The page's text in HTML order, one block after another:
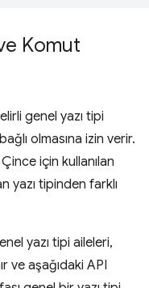
Komut
genel yazı tipi
olmasına izin verir.
için kullanılan
yazı tipinden farklı
yazı tipi aileleri,
ve aşağıdaki API